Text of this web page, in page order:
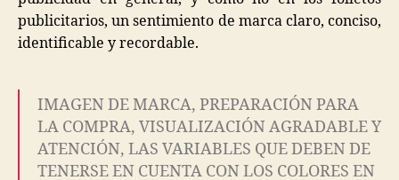
publicitarios, un sentimiento de marca claro, conciso,
identificable y recordable.
IMAGEN DE MARCA, PREPARACIÓN PARA
LA COMPRA, VISUALIZACIÓN AGRADABLE Y
ATENCIÓN, LAS VARIABLES QUE DEBEN DE
TENERSE EN CUENTA CON LOS COLORES EN